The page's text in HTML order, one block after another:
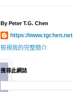
By Peter T.G. Chen
https://www.tgchen.net
檢視我的完整簡介
搜尋此網誌